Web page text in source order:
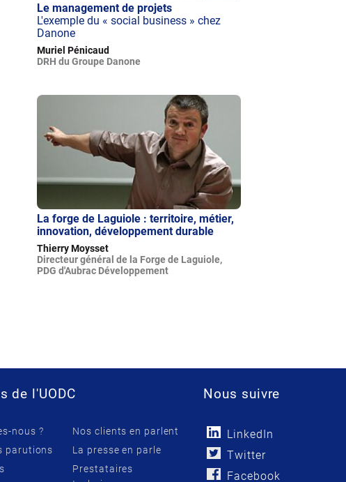
Le management de projets
L'exemple du « social business » chez
Danone
Muriel Pénicaud
DRH du Groupe Danone
La forge de Laguiole : territoire, métier,
innovation, développement durable
Thierry Moysset
Directeur général de la Forge de Laguiole,
PDG d'Aubrac Développement
de l'UODC
nous ?
parutions
Nos clients en parlent
La presse en parle
Prestataires
Nous suivre
LinkedIn
Twitter
Facebook